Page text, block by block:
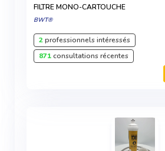
FILTRE MONO-CARTOUCHE
BWT®
2professionnels intéressés
871consultations récentes